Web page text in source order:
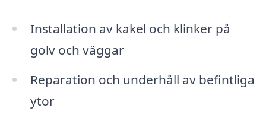
Installation av kakel och klinker på
golv och väggar
Reparation och underhåll av befintliga
ytor